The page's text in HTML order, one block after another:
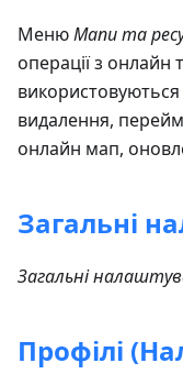
МенюМапи та
операції з
видалення,
онлайн мап,
Загальні
Загальні
Профілі